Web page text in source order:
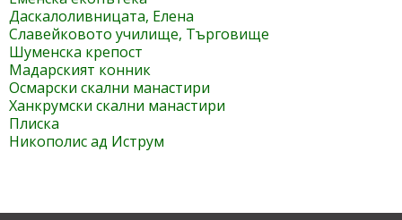
Даскалоливницата, Елена
Славейковото училище, Търговище
Шуменска крепост
Мадарският конник
Осмарски скални манастири
Ханкрумски скални манастири
Плиска
Никополис ад Иструм